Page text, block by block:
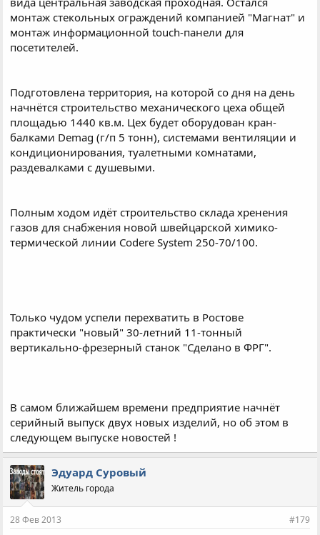
монтаж стекольных ограждений компанией "Магнат" и
монтаж информационной touch-панели для
посетителей.
Подготовлена территория, на которой со дня на день
начнётся строительство механического цеха общей
площадью 1440 кв.м. Цех будет оборудован кран-
балками Demag (г/п 5 тонн), системами вентиляции и
кондиционирования, туалетными комнатами,
раздевалками с душевыми.
Полным ходом идёт строительство склада хренения
газов для снабжения новой швейцарской химико-
термической линии Codere System 250-70/100.
Только чудом успели перехватить в Ростове
практически "новый" 30-летний 11-тонный
вертикально-фрезерный станок "Сделано в ФРГ".
В самом ближайшем времени предприятие начнёт
серийный выпуск двух новых изделий, но об этом в
следующем выпуске новостей !
Эдуард Суровый
Житель города
28 Фев 2013 #179